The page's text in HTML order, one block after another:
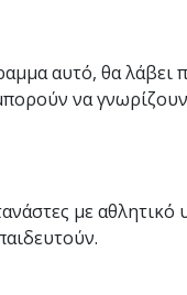
αυτό, θα
να
με